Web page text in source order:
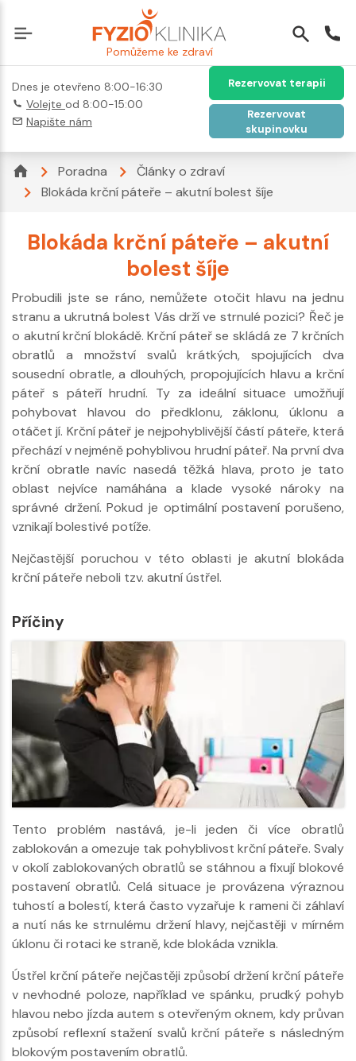
Pomůžeme ke zdraví
Dnes je otevřeno 8:00-16:30
Volejte od 8:00-15:00
Napište nám
Rezervovat terapii
Rezervovat
skupinovku
Poradna
Články o zdraví
Blokáda krční páteře – akutní bolest šíje
Blokáda krční páteře – akutní
bolest šíje
Probudili jste se ráno, nemůžete otočit hlavu na jednu
stranu a ukrutná bolest Vás drží ve strnulé pozici? Řeč je
o akutní krční blokádě. Krční páteř se skládá ze 7 krčních
obratlů a množství svalů krátkých, spojujících dva
sousední obratle, a dlouhých, propojujících hlavu a krční
páteř s páteří hrudní. Ty za ideální situace umožňují
pohybovat hlavou do předklonu, záklonu, úklonu a
otáčet jí. Krční páteř je nejpohyblivější částí páteře, která
přechází v nejméně pohyblivou hrudní páteř. Na první dva
krční obratle navíc nasedá těžká hlava, proto je tato
oblast nejvíce namáhána a klade vysoké nároky na
správné držení. Pokud je optimální postavení porušeno,
vznikají bolestivé potíže.
Nejčastější poruchou v této oblasti je akutní blokáda
krční páteře neboli tzv. akutní ústřel.
Příčiny
Tento problém nastává, je-li jeden či více obratlů
zablokován a omezuje tak pohyblivost krční páteře. Svaly
v okolí zablokovaných obratlů se stáhnou a fixují blokové
postavení obratlů. Celá situace je provázena výraznou
tuhostí a bolestí, která často vyzařuje k rameni či záhlaví
a nutí nás ke strnulému držení hlavy, nejčastěji v mírném
úklonu či rotaci ke straně, kde blokáda vznikla.
Ústřel krční páteře nejčastěji způsobí držení krční páteře
v nevhodné poloze, například ve spánku, prudký pohyb
hlavou nebo jízda autem s otevřeným oknem, kdy průvan
způsobí reflexní stažení svalů krční páteře s následným
blokovým postavením obratlů.